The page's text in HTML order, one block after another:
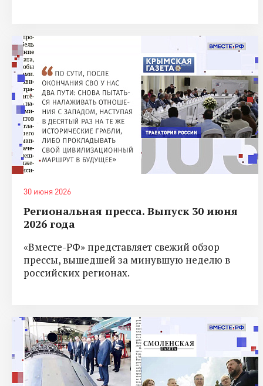
30 июня 2026
Региональная пресса. Выпуск 30 июня
2026 года
«Вместе-РФ» представляет свежий обзор
прессы, вышедшей за минувшую неделю в
российских регионах.